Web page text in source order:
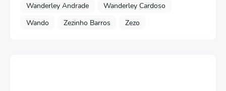
Wanderley Andrade
Wanderley Cardoso
Wando
Zezinho Barros Zezo